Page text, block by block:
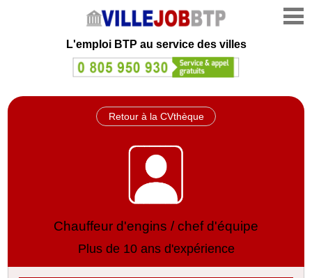
L'emploi BTP au service des villes
Retour à la CVthèque
Chauffeur d'engins / chef d'équipe
Plus de 10 ans d'expérience